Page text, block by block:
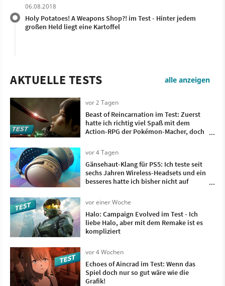
06.08.2018
Holy Potatoes! A Weapons Shop?! im Test - Hinter jedem
großen Held liegt eine Kartoffel
AKTUELLE TESTS alle anzeigen
vor 2 Tagen
Beast of Reincarnation im Test: Zuerst
hatte ich richtig viel Spaß mit dem
Action-RPG der Pokémon-Macher, doch
vorbei ist
vor 4 Tagen
Gänsehaut-Klang für PS5: Ich teste seit
sechs Jahren Wireless-Headsets und ein
besseres hatte ich bisher nicht auf
vor einer Woche
Halo: Campaign Evolved im Test - Ich
liebe Halo, aber mit dem Remake ist es
kompliziert
vor 4 Wochen
Echoes of Aincrad im Test: Wenn das
Spiel doch nur so gut wäre wie die
Grafik!